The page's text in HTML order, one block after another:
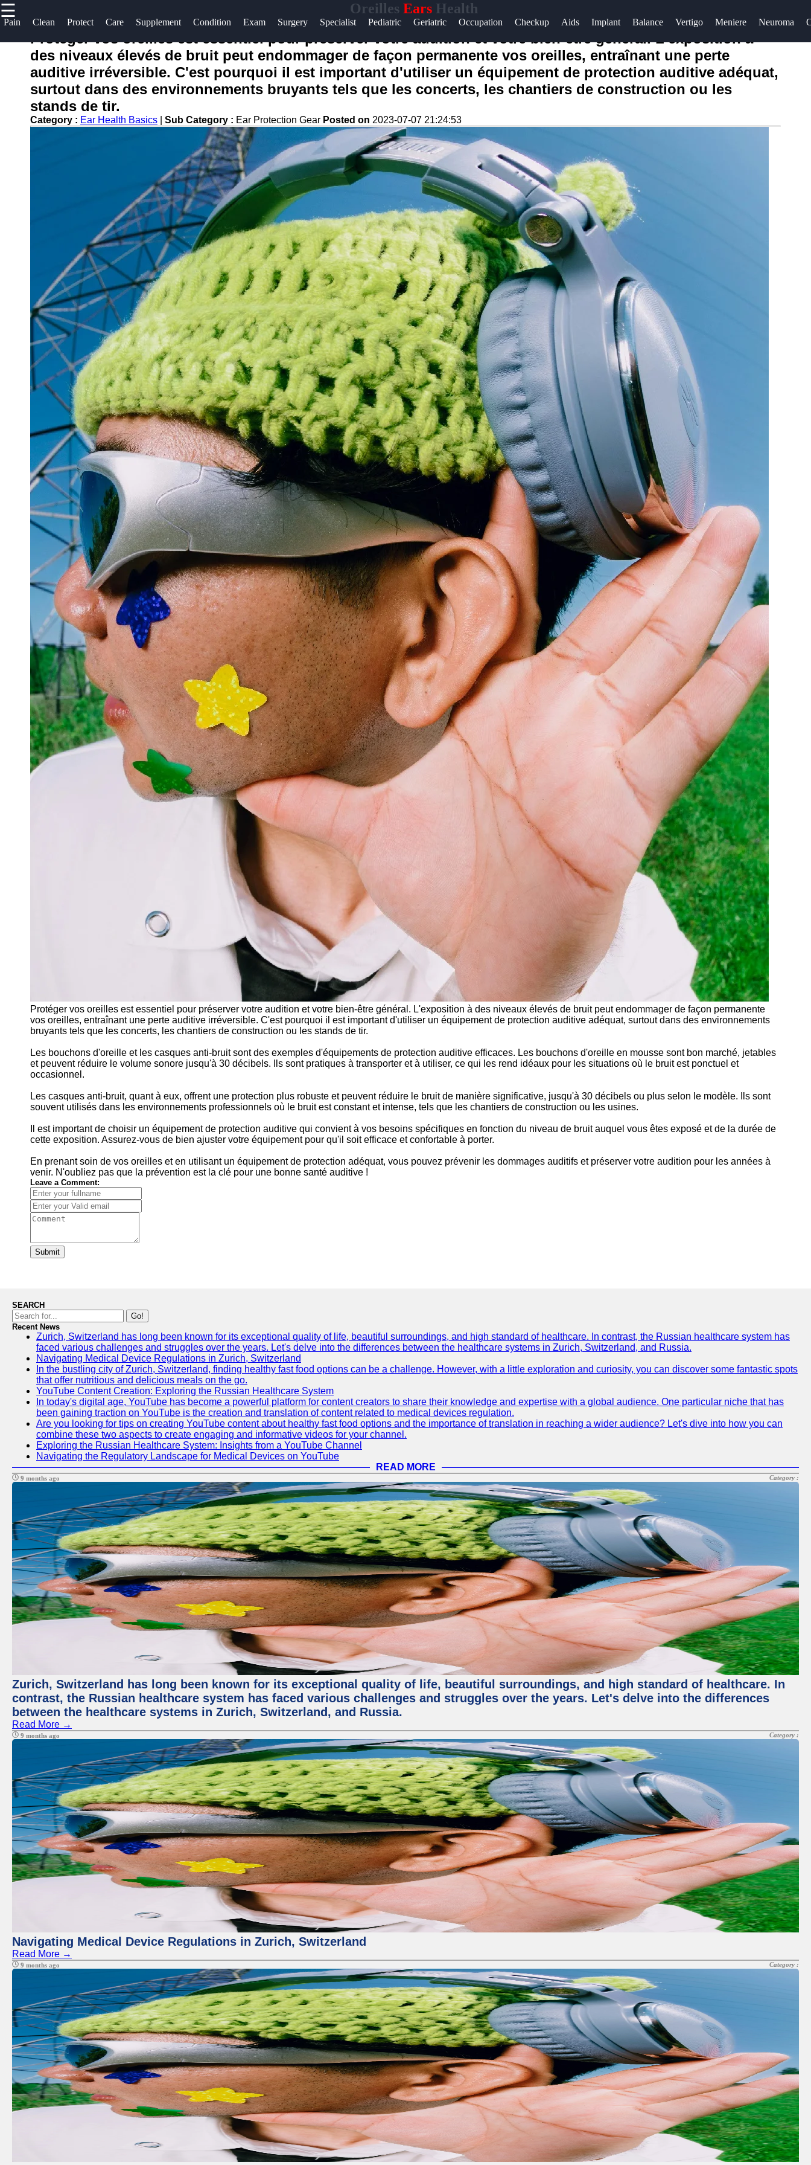
☰ Oreilles EarsHealth
Pain Clean Protect Care Supplement Condition Exam Surgery Specialist Pediatric Geriatric Occupation Checkup Aids Implant Balance Vertigo Meniere Neuroma
Useful
Home
oreilles
Socials
Facebook
Instagram
Twitter
Telegram
Help &
Contact
About
Us
Write
for Us
Protéger vos oreilles est essentiel pour préserver votre audition et votre bien-être général. L'exposition à
des niveaux élevés de bruit peut endommager de façon permanente vos oreilles, entraînant une perte
auditive irréversible. C'est pourquoi il est important d'utiliser un équipement de protection auditive adéquat,
surtout dans des environnements bruyants tels que les concerts, les chantiers de construction ou les
stands de tir.
Category : Ear Health Basics Sub Category : Ear Protection Gear Posted on 2023-07-07 21:24:53
Protéger vos oreilles est essentiel pour préserver votre audition et votre bien-être général. L'exposition à des niveaux élevés de bruit peut endommager de façon permanente
vos oreilles, entraînant une perte auditive irréversible. C'est pourquoi il est important d'utiliser un équipement de protection auditive adéquat, surtout dans des environnements
bruyants tels que les concerts, les chantiers de construction ou les stands de tir.
Les bouchons d'oreille et les casques anti-bruit sont des exemples d'équipements de protection auditive efficaces. Les bouchons d'oreille en mousse sont bon marché, jetables
et peuvent réduire le volume sonore jusqu'à 30 décibels. Ils sont pratiques à transporter et à utiliser, ce qui les rend idéaux pour les situations où le bruit est ponctuel et
occasionnel.
Les casques anti-bruit, quant à eux, offrent une protection plus robuste et peuvent réduire le bruit de manière significative, jusqu'à 30 décibels ou plus selon le modèle. Ils sont
souvent utilisés dans les environnements professionnels où le bruit est constant et intense, tels que les chantiers de construction ou les usines.
Il est important de choisir un équipement de protection auditive qui convient à vos besoins spécifiques en fonction du niveau de bruit auquel vous êtes exposé et de la durée de
cette exposition. Assurez-vous de bien ajuster votre équipement pour qu'il soit efficace et confortable à porter.
En prenant soin de vos oreilles et en utilisant un équipement de protection adéquat, vous pouvez prévenir les dommages auditifs et préserver votre audition pour les années à
venir. N'oubliez pas que la prévention est la clé pour une bonne santé auditive !
Leave a Comment:
Submit
SEARCH
Go!
Recent News
Zurich, Switzerland has long been known for its exceptional quality of life, beautiful surroundings, and high standard of healthcare. In contrast, the Russian healthcare system has
faced various challenges and struggles over the years. Let's delve into the differences between the healthcare systems in Zurich, Switzerland, and Russia.
Navigating Medical Device Regulations in Zurich, Switzerland
In the bustling city of Zurich, Switzerland, finding healthy fast food options can be a challenge. However, with a little exploration and curiosity, you can discover some fantastic spots
that offer nutritious and delicious meals on the go.
YouTube Content Creation: Exploring the Russian Healthcare System
In today's digital age, YouTube has become a powerful platform for content creators to share their knowledge and expertise with a global audience. One particular niche that has
been gaining traction on YouTube is the creation and translation of content related to medical devices regulation.
Are you looking for tips on creating YouTube content about healthy fast food options and the importance of translation in reaching a wider audience? Let's dive into how you can
combine these two aspects to create engaging and informative videos for your channel.
Exploring the Russian Healthcare System: Insights from a YouTube Channel
Navigating the Regulatory Landscape for Medical Devices on YouTube
READ MORE
9 months ago Category :
Zurich, Switzerland has long been known for its exceptional quality of life, beautiful surroundings, and high standard of healthcare. In
contrast, the Russian healthcare system has faced various challenges and struggles over the years. Let's delve into the differences
between the healthcare systems in Zurich, Switzerland, and Russia.
Read More →
9 months ago Category :
Navigating Medical Device Regulations in Zurich, Switzerland
Read More →
9 months ago Category :